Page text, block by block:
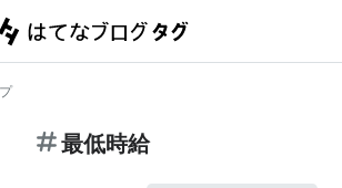
最低時給